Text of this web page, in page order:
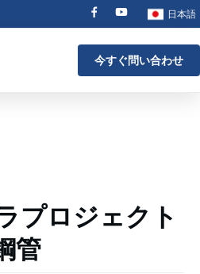
日本語
今すぐ問い合わせ
プロジェクト
管